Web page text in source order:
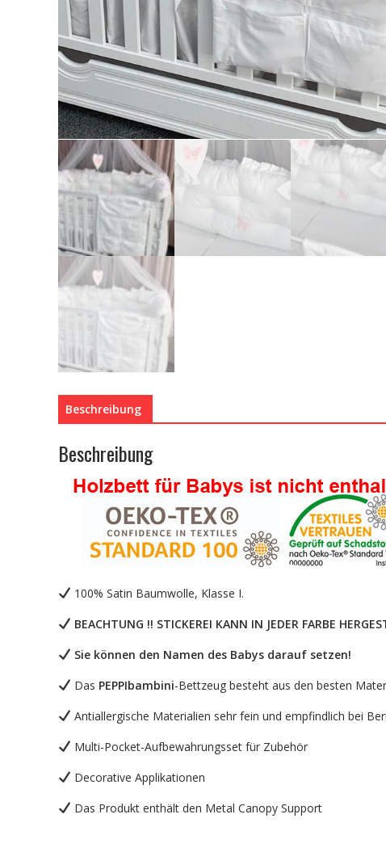
Beschreibung
Beschreibung
100% Satin Baumwolle, Klasse I.
BEACHTUNG !! STICKEREI KANN IN JEDER FARBE
Sie können den Namen des Babys darauf setzen!
Das PEPPIbambini-Bettzeug besteht aus den besten
Antiallergische Materialien sehr fein und empfindlich bei
Multi-Pocket-Aufbewahrungsset für Zubehör
Decorative Applikationen
Das Produkt enthält den Metal Canopy Support